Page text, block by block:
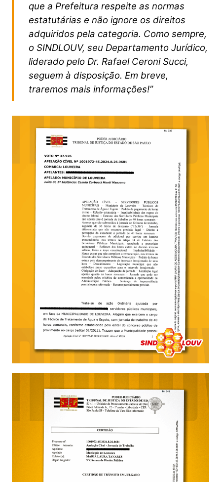
que a Prefeitura respeite as normas
estatutárias e não ignore os direitos
adquiridos pela categoria. Como sempre,
o SINDLOUV, seu Departamento Jurídico,
liderado pelo Dr. Rafael Ceroni Succi,
seguem à disposição. Em breve,
traremos mais informações!”